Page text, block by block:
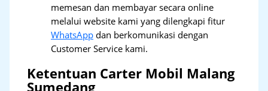
memesan dan membayar secara online
melalui website kami yang dilengkapi fitur
WhatsApp dan berkomunikasi dengan
Customer Service kami.
Ketentuan Carter Mobil Malang
Sumedang